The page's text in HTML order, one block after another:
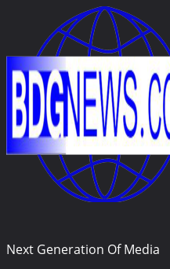
content
Next Generation Of Media